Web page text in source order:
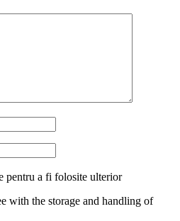
pentru a fi folosite ulterior
with the storage and handling of